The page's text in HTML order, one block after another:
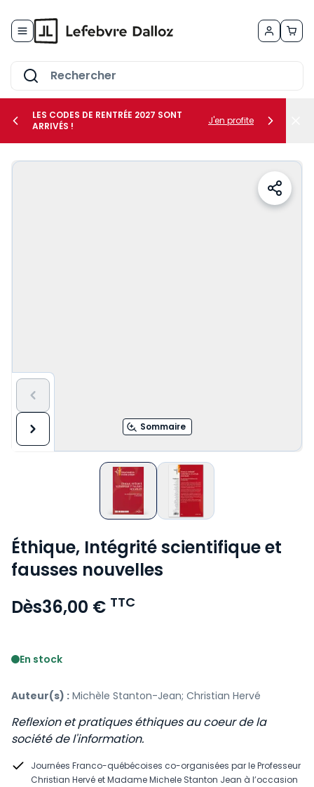
le sous-menu Vos métiers
LES CODES DE RENTRÉE 2027 SONT
ARRIVÉS !
J'en profite
Sommaire
Éthique, Intégrité scientifique et
fausses nouvelles
Dès36,00 € TTC
En stock
Auteur(s) : Michèle Stanton-Jean; Christian Hervé
Reflexion et pratiques éthiques au coeur de la
société de l'information.
Journées Franco-québécoises co-organisées par le Professeur
Christian Hervé et Madame Michele Stanton Jean à l’occasion